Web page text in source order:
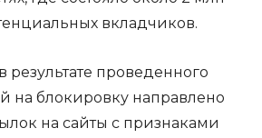
вкладчиков.
результате проведенного
на блокировку направлено
на сайты с признаками